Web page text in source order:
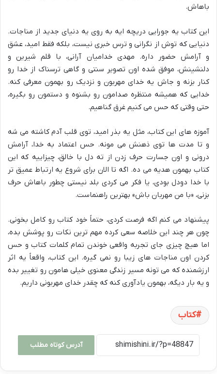
باهاش.
این کتاب یه جورایی دریچه ایه به روی یه دنیای جدید از مناجات.
دنیایی که توش از نگرانی و ترس خبری نیست، بلکه فقط امید، عشق
و آرامش حضور داره. مهدی خدامیان آرانی، با قلم شیرین و
دلنشینش، موفق شده اون تصویر سنتی و گاهی ترسناک از خدا رو
کنار بزنه و جاش یه خدای مهربون و نزدیک رو بهمون معرفی کنه.
خدایی که همیشه منتظره صدامون رو بشنوه و دستمون رو بگیره،
حتی وقتی که حس می کنیم غرق گناهیم.
آموزه های این کتاب، مثل یه بذر امید، توی قلب آدم کاشته می شه
و تا مدت ها توی ذهنش می مونه. حس اعتماد به خدا، آرامش
درونی و اون جسارت حرف زدن از ته دل با خالق، چیزاییه که این
کتاب بهمون هدیه می ده. اگه تا الان برای شروع یه ارتباط عمیق تر
با خدا دودل بودی، یا فکر می کردی بلد نیستی چطور باهاش حرف
بزنی، «با من مهربان باش» بهترین راهنماست.
پیشنهاد می کنم اگه فرصت کردی، حتماً خود کتاب رو کامل بخونی.
چون هر چند این خلاصه سعی کرده مهم ترین نکات رو پوشش بده،
اما هیچ چیزی جای تجربه واقعی خوندن تمام کلمات کتاب و حس
کردن اون مناجات های زیبا رو نمی گیره. این کتاب، واقعاً یه اثر
ارزشمنده که می تونه مسیر زندگی معنوی خیلی هامون رو تغییر بده
و یه بار دیگه، بهمون یادآوری کنه که چقدر خدای مهربونی داریم.
کتاب
آدرس کوتاه مطلب